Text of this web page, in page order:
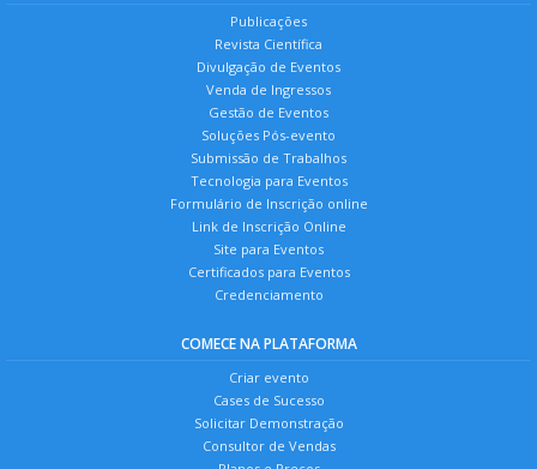
Publicações
Revista Científica
Divulgação de Eventos
Venda de Ingressos
Gestão de Eventos
Soluções Pós-evento
Submissão de Trabalhos
Tecnologia para Eventos
Formulário de Inscrição online
Link de Inscrição Online
Site para Eventos
Certificados para Eventos
Credenciamento
COMECE NA PLATAFORMA
Criar evento
Cases de Sucesso
Solicitar Demonstração
Consultor de Vendas